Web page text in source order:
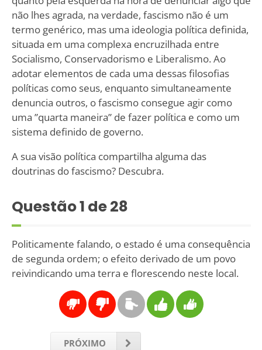
não lhes agrada, na verdade, fascismo não é um
termo genérico, mas uma ideologia política definida,
situada em uma complexa encruzilhada entre
Socialismo, Conservadorismo e Liberalismo. Ao
adotar elementos de cada uma dessas filosofias
políticas como seus, enquanto simultaneamente
denuncia outros, o fascismo consegue agir como
uma ”quarta maneira” de fazer política e como um
sistema definido de governo.
A sua visão política compartilha alguma das
doutrinas do fascismo? Descubra.
Questão1 de 28
Politicamente falando, o estado é uma consequência
de segunda ordem; o efeito derivado de um povo
reivindicando uma terra e florescendo neste local.
PRÓXIMO